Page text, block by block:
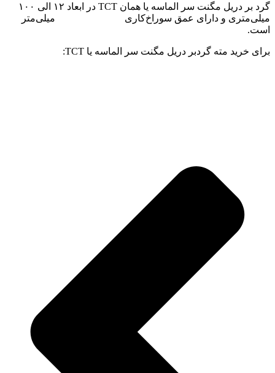
گرد بر دریل مگنت سر الماسه یا همان TCT در ابعاد ۱۲ الی ۱۰۰
میلی‌متری و دارای عمق سوراخ‌کاری
میلی‌متر
است.
برای خرید مته گردبر دریل مگنت سر الماسه یا TCT: